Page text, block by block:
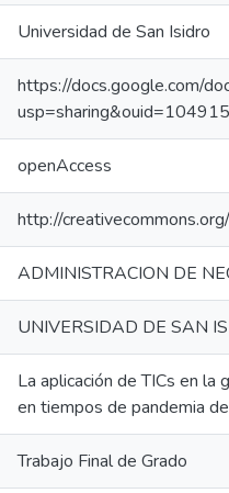
Universidad de San Isidro
https://docs.google.com/
openAccess
http://
ADMINISTRACION DE
UNIVERSIDAD DE SAN
La aplicación de TICs en
en tiempos de pandemia
Trabajo Final de Grado